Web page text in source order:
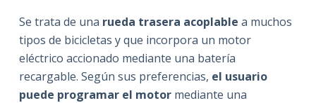
Se trata de una rueda trasera acoplable a muchos
tipos de bicicletas y que incorpora un motor
eléctrico accionado mediante una batería
recargable. Según sus preferencias, el usuario
puede programar el motormediante una